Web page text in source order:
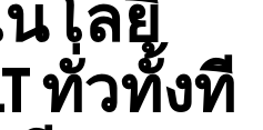
โลยี
ทั่วทั้งที